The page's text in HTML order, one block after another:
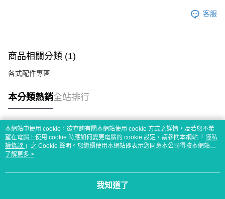
客服
商品相關分類 (1)
各式配件專區
本分類熱銷全站排行
熱門標籤
本網站中使用 cookie，欲查詢有關本網站使用 cookie 方式之詳情，及若您不希
望在電腦上使用 cookie 時應如何變更電腦的 cookie 設定，請參閱本網站「 隱私
權條款 」之 Cookie 聲明。您繼續使用本網站即表示您同意本公司得按本網站使
用條款之 Cookie 聲明使用 cookie。
了解更多 >
我知道了